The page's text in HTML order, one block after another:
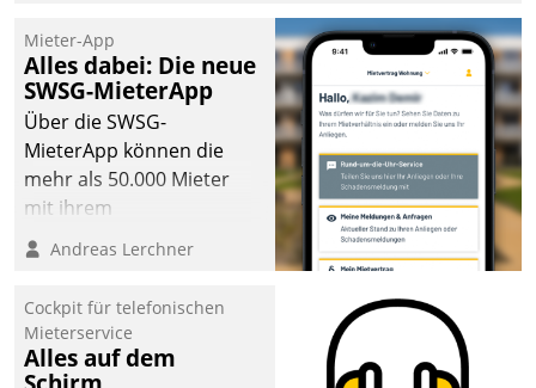
Mieter-App
Alles dabei: Die neue
SWSG-MieterApp
Über die SWSG-
MieterApp können die
mehr als 50.000 Mieter
mit ihrem
Wohnungsunternehmen
kommunizieren, auf dem
einsehen und ändern
oder
Schadensmeldungen
Andreas Lerchner
Cockpit für telefonischen
Mieterservice
Alles auf dem